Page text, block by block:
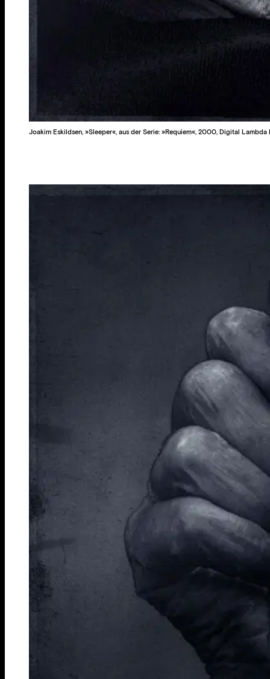
Joakim Eskildsen, »Sleeper«, aus der Serie: »Requiem«, 2000, Digital Lambda